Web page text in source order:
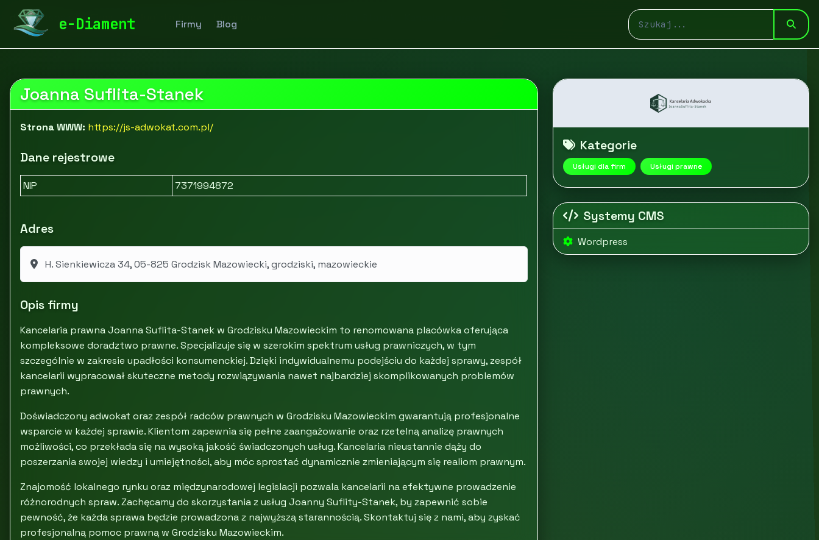
e-Diament Firmy Blog
diamentspa.pl Usługi dla firm
Joanna Suflita-Stanek
Strona WWW: https://js-adwokat.com.pl/
Dane rejestrowe
NIP 7371994872
Adres
H. Sienkiewicza 34, 05-825 Grodzisk Mazowiecki, grodziski, mazowieckie
Opis firmy
Kancelaria prawna Joanna Suflita-Stanek w Grodzisku Mazowieckim to renomowana placówka oferująca
kompleksowe doradztwo prawne. Specjalizuje się w szerokim spektrum usług prawniczych, w tym
szczególnie w zakresie upadłości konsumenckiej. Dzięki indywidualnemu podejściu do każdej sprawy, zespół
kancelarii wypracował skuteczne metody rozwiązywania nawet najbardziej skomplikowanych problemów
prawnych.
Doświadczony adwokat oraz zespół radców prawnych w Grodzisku Mazowieckim gwarantują profesjonalne
wsparcie w każdej sprawie. Klientom zapewnia się pełne zaangażowanie oraz rzetelną analizę prawnych
możliwości, co przekłada się na wysoką jakość świadczonych usług. Kancelaria nieustannie dąży do
poszerzania swojej wiedzy i umiejętności, aby móc sprostać dynamicznie zmieniającym się realiom prawnym.
Znajomość lokalnego rynku oraz międzynarodowej legislacji pozwala kancelarii na efektywne prowadzenie
różnorodnych spraw. Zachęcamy do skorzystania z usług Joanny Suflity-Stanek, by zapewnić sobie
pewność, że każda sprawa będzie prowadzona z najwyższą starannością. Skontaktuj się z nami, aby zyskać
profesjonalną pomoc prawną w Grodzisku Mazowieckim.
Kategorie
Usługi dla firm Usługi prawne
Systemy CMS
Wordpress